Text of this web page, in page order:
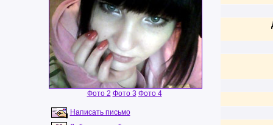
Фото 2 Фото 3 Фото 4
Написать письмо